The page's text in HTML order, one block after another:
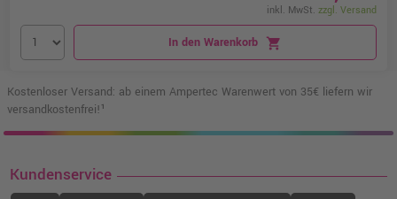
inkl. MwSt. zzgl. Versand
In den Warenkorb shopping_cart
Kostenloser Versand: ab einem Ampertec Warenwert von 35€ liefern wir
versandkostenfrei!¹
Kundenservice